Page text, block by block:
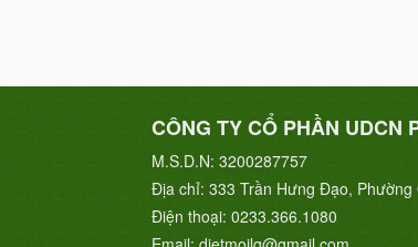
CÔNG TY CỔ PHẦN UDCN
M.S.D.N: 3200287757
Địa chỉ: 333 Trần Hưng Đạo,
Điện thoại: 0233.366.1080